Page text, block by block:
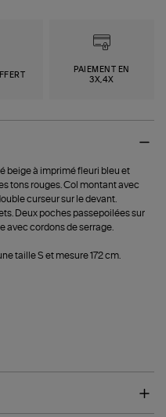
PAIEMENT EN
3X,4X
beige à imprimé fleuri bleu et
tons rouges. Col montant avec
curseur sur le devant.
Deux poches passepoilées sur
avec cordons de serrage.
taille S et mesure 172 cm.